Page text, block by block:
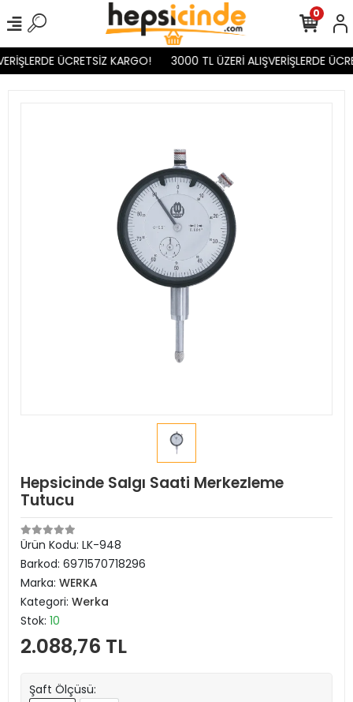
ÜCRETSİZ KARGO! 3000 TL ÜZERİ ALIŞVERİŞLERDE
0
Hepsicinde Salgı Saati Merkezleme
Tutucu
Ürün Kodu: LK-948
Barkod: 6971570718296
Marka: WERKA
Kategori: Werka
Stok: 10
2.088,76 TL
Şaft Ölçüsü: